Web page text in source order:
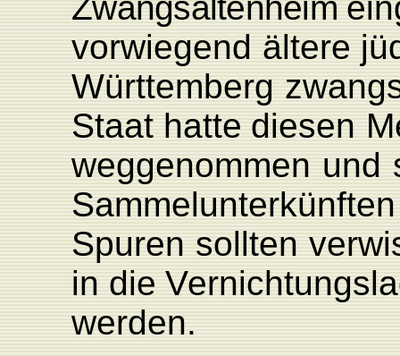
vorwiegend ältere
Württemberg
Staat hatte diesen
weggenommen und
Sammelunterkünften
Spuren sollten
in die V
werden.